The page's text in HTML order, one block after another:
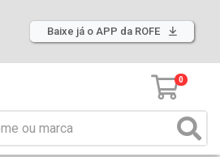
Baixe já o APP da ROFE
0